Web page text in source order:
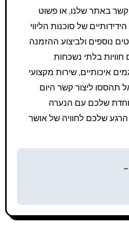
באתר שלנו, או פשוט
של סוכנות הליווי
נוספים ולביצוע ההזמנה
בלתי נשכחות
איכותיים, שירות מקצועי
תהססו ליצור קשר היום
שלכם עם הנערה
שלכם לחוויה של אושר